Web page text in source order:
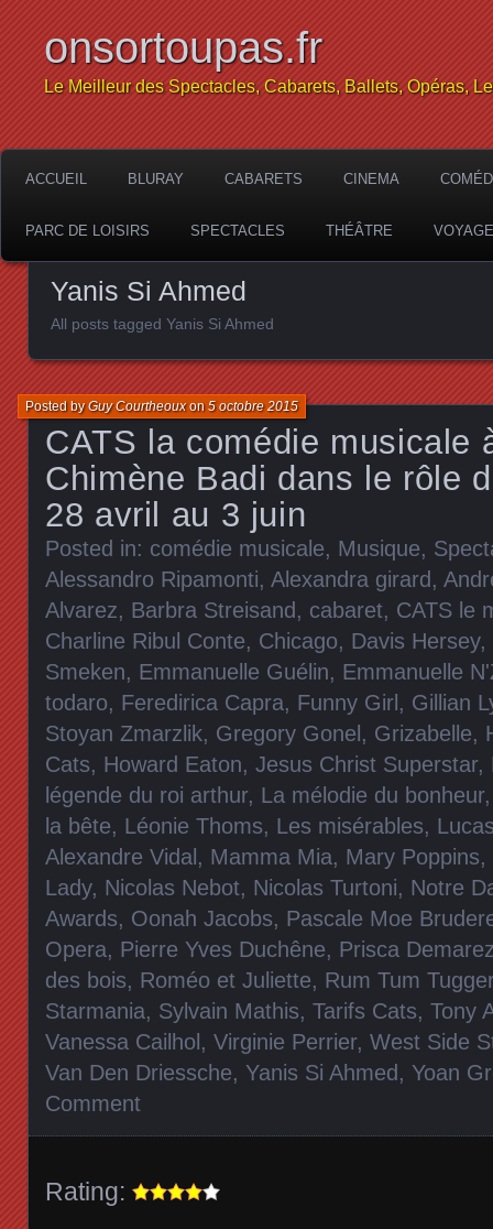
onsortoupas.fr
Le Meilleur des Spectacles, Cabarets, Ballets, Opéras,
ACCUEIL BLURAY CABARETS CINEMA
PARC DE LOISIRS SPECTACLES THÉÂTRE
Yanis Si Ahmed
All posts tagged Yanis Si Ahmed
CATS la comédie
Chimène Badi dans le rôle
28 avril au 3 juin
Posted byGuy Courtheouxon5 octobre 2015
Posted in: comédie musicale, Musique,
Alessandro Ripamonti, Alexandra girard,
Alvarez, Barbra Streisand, cabaret, CATS le
Charline Ribul Conte, Chicago, Davis Hersey,
Smeken, Emmanuelle Guélin, Emmanuelle
todaro, Feredirica Capra, Funny Girl, Gillian
Stoyan Zmarzlik, Gregory Gonel, Grizabelle,
Cats, Howard Eaton, Jesus Christ Superstar,
légende du roi arthur, La mélodie du bonheur
la bête, Léonie Thoms, Les misérables,
Alexandre Vidal, Mamma Mia, Mary Poppins,
Lady, Nicolas Nebot, Nicolas Turtoni, Notre
Awards, Oonah Jacobs, Pascale Moe
Opera, Pierre Yves Duchêne, Prisca
des bois, Roméo et Juliette, Rum Tum Tugger
Starmania, Sylvain Mathis, Tarifs Cats, Tony
Vanessa Cailhol, Virginie Perrier, West Side
Van Den Driessche, Yanis Si Ahmed, Yoan
Comment
Rating: